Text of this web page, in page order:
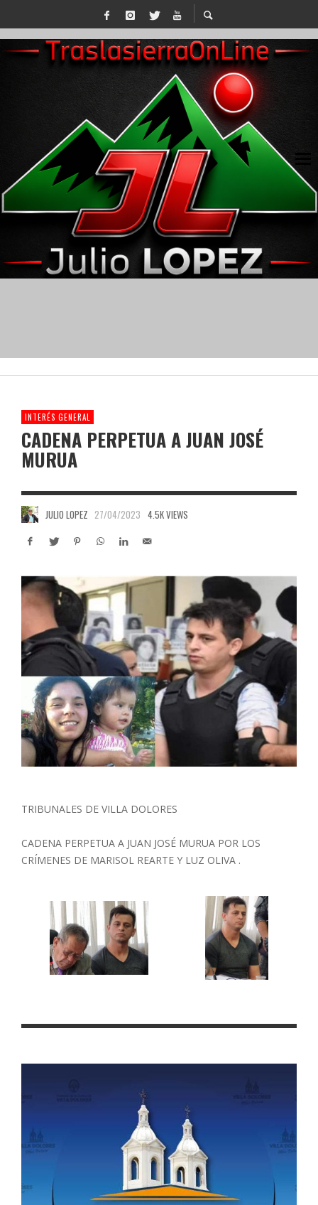
INTERÉS GENERAL
CADENA PERPETUA A JUAN JOSÉ
MURUA
JULIO LOPEZ 27/04/2023 4.5K VIEWS
TRIBUNALES DE VILLA DOLORES
CADENA PERPETUA A JUAN JOSÉ MURUA POR LOS
CRÍMENES DE MARISOL REARTE Y LUZ OLIVA .